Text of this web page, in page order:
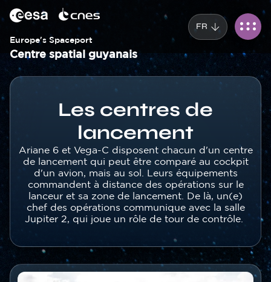
au
principal
Europe's Spaceport
Centre spatial guyanais
FR
Corps
Les centres de
lancement
Texte
Ariane 6 et Vega-C disposent chacun d'un centre
de lancement qui peut être comparé au cockpit
d'un avion, mais au sol. Leurs équipements
commandent à distance des opérations sur le
lanceur et sa zone de lancement. De là, un(e)
chef des opérations communique avec la salle
Jupiter 2, qui joue un rôle de tour de contrôle.
Image
Image